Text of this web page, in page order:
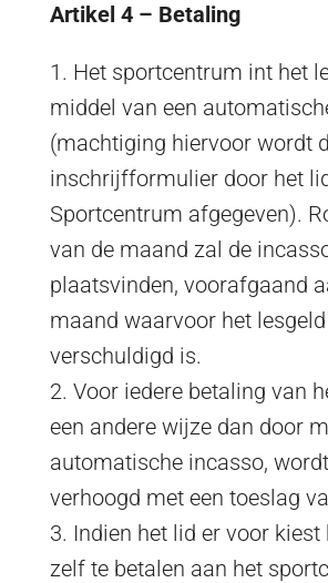
Artikel 4 – Betaling
1. Het sportcentrum int het
middel van een
(machtiging hiervoor wordt
inschrijfformulier door het
Sportcentrum afgegeven).
van de maand zal de
plaatsvinden, voorafgaand
maand waarvoor het lesgeld
verschuldigd is.
2. Voor iedere betaling van
een andere wijze dan door
automatische incasso,
verhoogd met een toeslag
3. Indien het lid er voor kiest
zelf te betalen aan het